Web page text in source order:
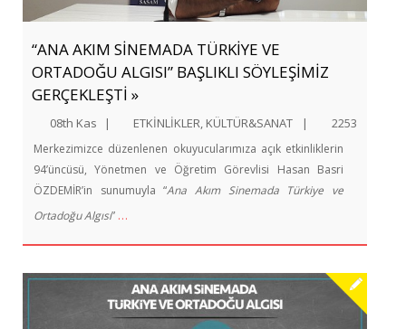
“ANA AKIM SİNEMADA TÜRKİYE VE
ORTADOĞU ALGISI” BAŞLIKLI SÖYLEŞİMİZ
GERÇEKLEŞTİ »
08th Kas | ETKİNLİKLER, KÜLTÜR&SANAT | 2253
Merkezimizce düzenlenen okuyucularımıza açık etkinliklerin
94’üncüsü, Yönetmen ve Öğretim Görevlisi Hasan Basri
ÖZDEMİR’in sunumuyla “Ana Akım Sinemada Türkiye ve
Ortadoğu Algısı” …